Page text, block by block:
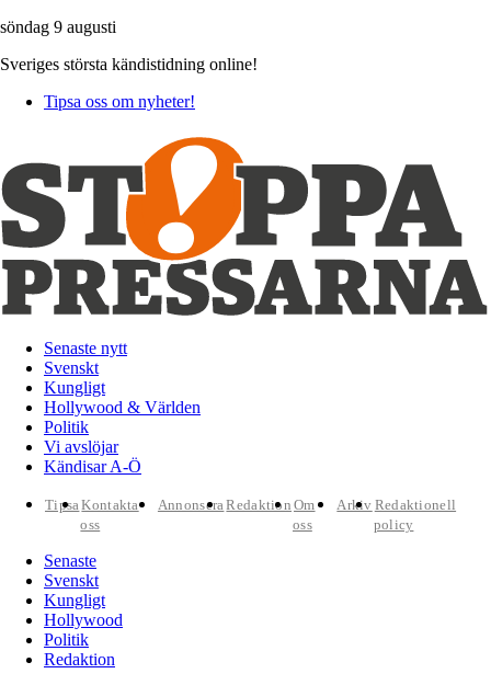
söndag 9 augusti
Sveriges största kändistidning online!
Tipsa oss om nyheter!
Senaste nytt
Svenskt
Kungligt
Hollywood & Världen
Politik
Vi avslöjar
Kändisar A-Ö
TipsaKontakta
oss
AnnonseraRedaktion Om
oss
Arkiv Redaktionell
policy
Senaste
Svenskt
Kungligt
Hollywood
Politik
Redaktion